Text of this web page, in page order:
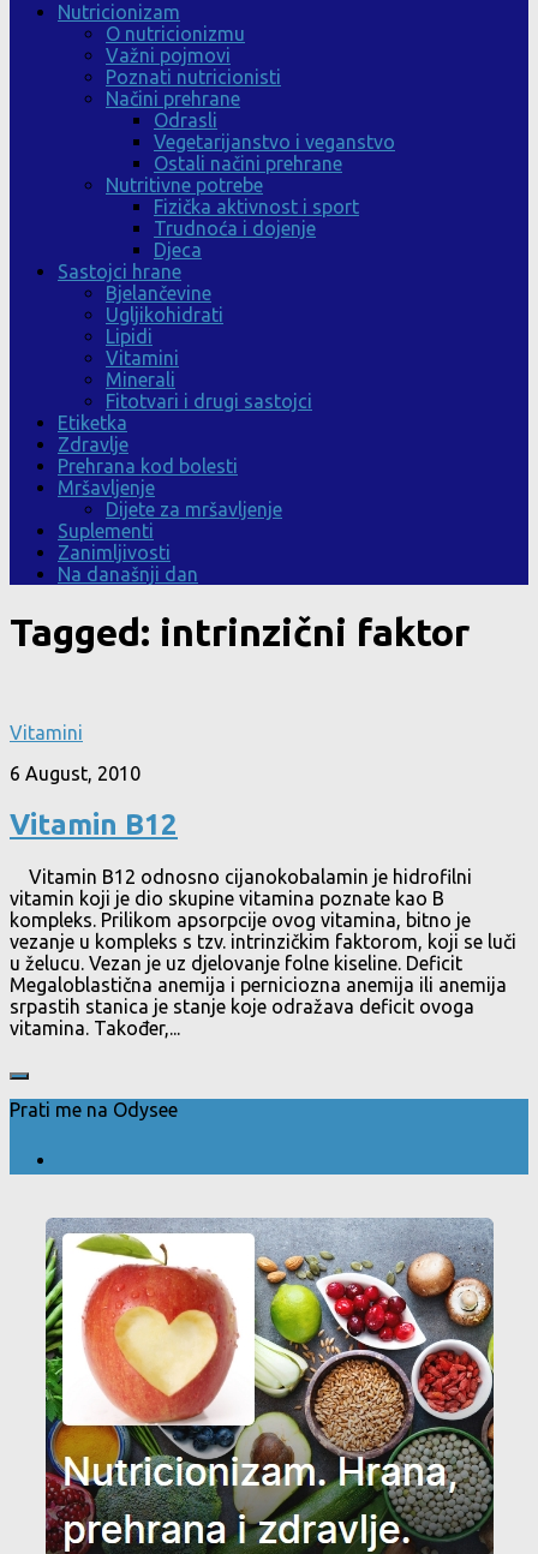
Nutricionizam
O nutricionizmu
Važni pojmovi
Poznati nutricionisti
Načini prehrane
Odrasli
Vegetarijanstvo i veganstvo
Ostali načini prehrane
Nutritivne potrebe
Fizička aktivnost i sport
Trudnoća i dojenje
Djeca
Sastojci hrane
Bjelančevine
Ugljikohidrati
Lipidi
Vitamini
Minerali
Fitotvari i drugi sastojci
Etiketka
Zdravlje
Prehrana kod bolesti
Mršavljenje
Dijete za mršavljenje
Suplementi
Zanimljivosti
Na današnji dan
Tagged: intrinzični faktor
Vitamini
6 August, 2010
Vitamin B12
Vitamin B12 odnosno cijanokobalamin je hidrofilni
vitamin koji je dio skupine vitamina poznate kao B
kompleks. Prilikom apsorpcije ovog vitamina, bitno je
vezanje u kompleks s tzv. intrinzičkim faktorom, koji se luči
u želucu. Vezan je uz djelovanje folne kiseline. Deficit
Megaloblastična anemija i perniciozna anemija ili anemija
srpastih stanica je stanje koje odražava deficit ovoga
vitamina. Također,...
Prati me na Odysee